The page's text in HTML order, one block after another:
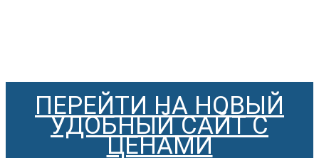
ПЕРЕЙТИ НА НОВЫЙ
УДОБНЫЙ САЙТ С
ЦЕНАМИ